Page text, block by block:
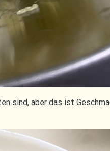
sind, aber das ist